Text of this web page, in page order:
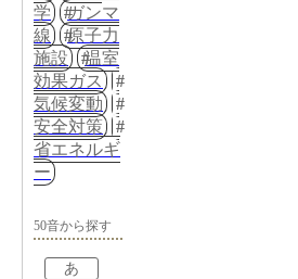
学
ガンマ
線
原子力
施設
温室
効果ガス
気候変動
安全対策
省エネルギ
ー
50音から探す
あ